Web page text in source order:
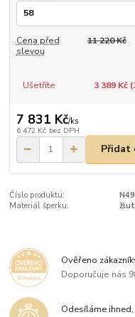
Cena před
slevou
11 220 Kč
Ušetříte
3 389 Kč (
7 831 Kč/ks
6 472 Kč bez DPH
Přidat
Číslo produktu:
Materiál šperku:
Ověřeno
Doporučuje nás
Odesíláme